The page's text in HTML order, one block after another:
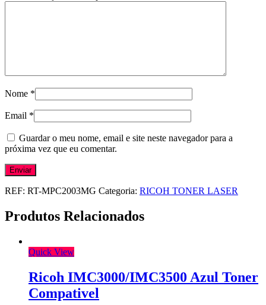
Nome *
Email *
Guardar o meu nome, email e site neste navegador para a
próxima vez que eu comentar.
REF: RT-MPC2003MG Categoria: RICOH TONER LASER
Produtos Relacionados
Quick View
Ricoh IMC3000/IMC3500 Azul Toner
Compativel